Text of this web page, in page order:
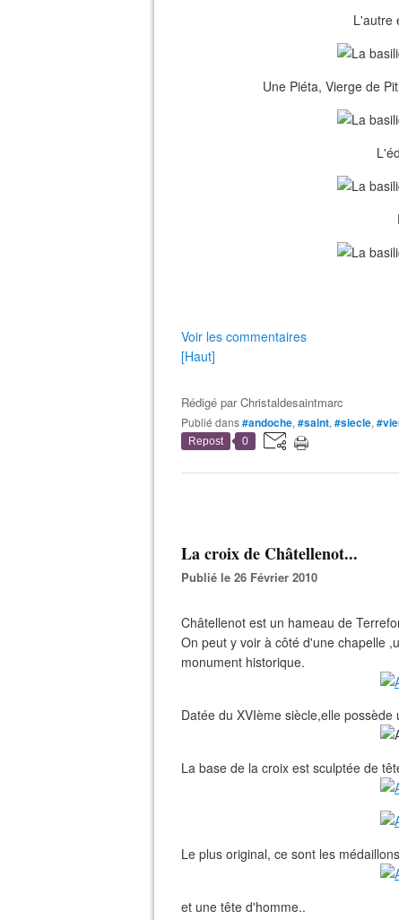
L'autre
Une Piéta, Vierge de
Voir les commentaires
[Haut]
Rédigé parChristaldesaintmarc
Publié dans#andoche, #saint, #siecle,
Repost 0
La croix de Châtellenot...
Publié le 26 Février 2010
Châtellenot est un hameau de
On peut y voir à côté d'une chapelle
monument historique.
Datée du XVIème siècle,elle
La base de la croix est sculptée de
Le plus original, ce sont les
et une tête d'homme..